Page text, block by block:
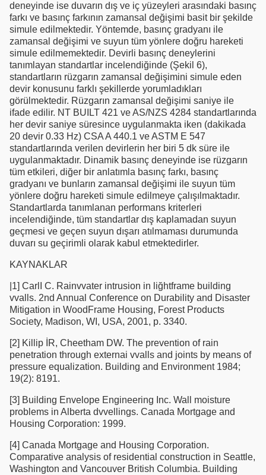
deneyinde ise duvarın dış ve iç yüzeyleri arasındaki basınç
farkı ve basınç farkının zamansal değişimi basit bir şekilde
simule edilmektedir. Yöntemde, basınç gradyanı ile
zamansal değişimi ve suyun tüm yönlere doğru hareketi
simule edilmemektedir. Devirli basınç deneylerini
tanımlayan standartlar incelendiğinde (Şekil 6),
standartların rüzgarın zamansal değişimini simule eden
devir konusunu farklı şekillerde yorumladıkları
görülmektedir. Rüzgarın zamansal değişimi saniye ile
ifade edilir. NT BUILT 421 ve AS/NZS 4284 standartlarında
her devir saniye süresince uygulanmakta iken (dakikada
20 devir 0.33 Hz) CSA A 440.1 ve ASTM E 547
standartlarında verilen devirlerin her biri 5 dk süre ile
uygulanmaktadır. Dinamik basınç deneyinde ise rüzgarın
tüm etkileri, diğer bir anlatımla basınç farkı, basınç
gradyanı ve bunların zamansal değişimi ile suyun tüm
yönlere doğru hareketi simule edilmeye çalışılmaktadır.
Standartlarda tanımlanan performans kriterleri
incelendiğinde, tüm standartlar dış kaplamadan suyun
geçmesi ve geçen suyun dışarı atılmaması durumunda
duvarı su geçirimli olarak kabul etmektedirler.
KAYNAKLAR
|1] CarlI C. Rainvvater intrusion in liğhtframe building
vvalls. 2nd Annual Conference on Durability and Disaster
Mitigation in WoodFrame Housing, Forest Products
Society, Madison, WI, USA, 2001, p. 3340.
[2] Killip İR, Cheetham DW. The prevention of rain
penetration through externai vvalls and joints by means of
pressure equalization. Building and Environment 1984;
19(2): 8191.
[3] Building Envelope Engineering Inc. Wall moisture
problems in Alberta dvvellings. Canada Mortgage and
Housing Corporation: 1999.
[4] Canada Mortgage and Housing Corporation.
Comparative analysis of residential construction in Seattle,
Washington and Vancouver British Columbia. Building